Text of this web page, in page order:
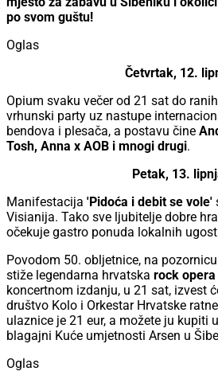
po svom guštu!
Oglas
Četvrtak, 12.
Opium svaku večer od 21 sat do
vrhunski party uz nastupe
bendova i plesača, a postavu čine
Tosh, Anna x AOB i mnogi drugi.
Petak, 13.
Manifestacija 'Pidoća i debit se vole'
Visianija. Tako sve ljubitelje dobre
očekuje gastro ponuda lokalnih
Povodom 50. obljetnice, na
stiže legendarna hrvatska rock opera
koncertnom izdanju, u 21 sat, izvest
društvo Kolo i Orkestar Hrvatske
ulaznice je 21 eur, a možete ju kupiti
blagajni Kuće umjetnosti Arsen u
Oglas